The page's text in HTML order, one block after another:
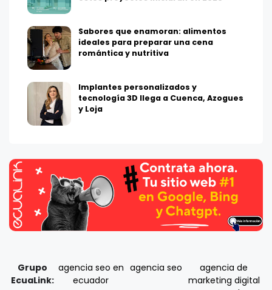
Sabores que enamoran: alimentos
ideales para preparar una cena
romántica y nutritiva
Implantes personalizados y
tecnología 3D llega a Cuenca, Azogues
y Loja
Grupo
EcuaLink:
agencia seo en
ecuador
agencia seo
agencia de
marketing digital